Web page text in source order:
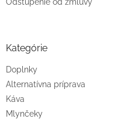
Kategórie
Doplnky
Alternatívna príprava
Káva
Mlynčeky